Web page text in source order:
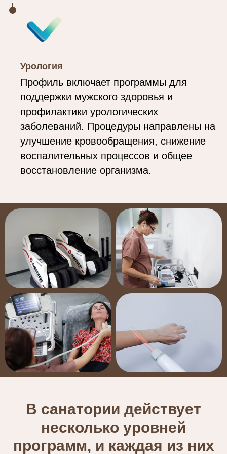
Урология
Профиль включает программы для
поддержки мужского здоровья и
профилактики урологических
заболеваний. Процедуры направлены на
улучшение кровообращения, снижение
воспалительных процессов и общее
восстановление организма.
В санатории действует
несколько уровней
программ, и каждая из них